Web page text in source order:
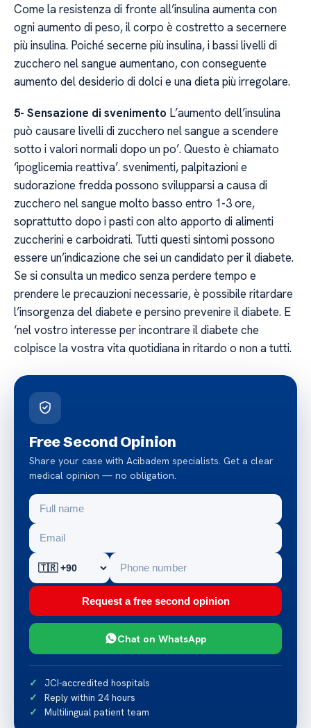
Come la resistenza di fronte all’insulina aumenta con
ogni aumento di peso, il corpo è costretto a secernere
più insulina. Poiché secerne più insulina, i bassi livelli di
zucchero nel sangue aumentano, con conseguente
aumento del desiderio di dolci e una dieta più irregolare.
5- Sensazione di svenimento L’aumento dell’insulina
può causare livelli di zucchero nel sangue a scendere
sotto i valori normali dopo un po’. Questo è chiamato
‘ipoglicemia reattiva’. svenimenti, palpitazioni e
sudorazione fredda possono svilupparsi a causa di
zucchero nel sangue molto basso entro 1-3 ore,
soprattutto dopo i pasti con alto apporto di alimenti
zuccherini e carboidrati. Tutti questi sintomi possono
essere un’indicazione che sei un candidato per il diabete.
Se si consulta un medico senza perdere tempo e
prendere le precauzioni necessarie, è possibile ritardare
l’insorgenza del diabete e persino prevenire il diabete. E
‘nel vostro interesse per incontrare il diabete che
colpisce la vostra vita quotidiana in ritardo o non a tutti.
Free Second Opinion
Share your case with Acibadem specialists. Get a clear
medical opinion — no obligation.
Request a free second opinion
Chat on WhatsApp
JCI-accredited hospitals
Reply within 24 hours
Multilingual patient team